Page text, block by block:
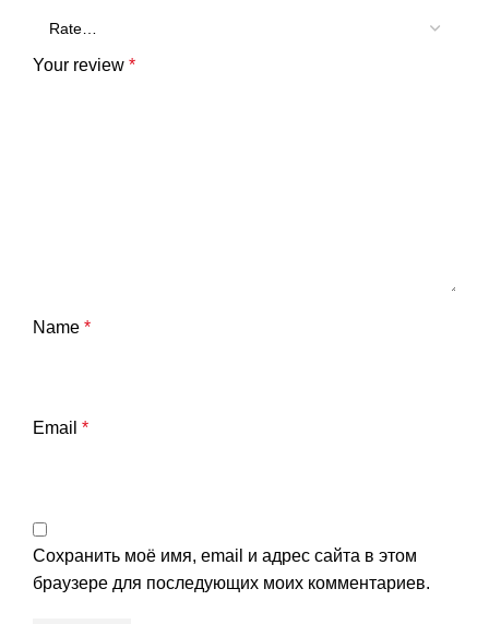
Your review *
Name *
Email *
Сохранить моё имя, email и адрес сайта в этом
браузере для последующих моих комментариев.